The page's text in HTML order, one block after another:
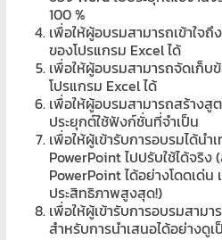
โปรแกรม
สอน
100 %
เพื่อให้ผู้อบรมสามารถเข้าใจ
ของโปรแกรม Excel ได้
เพื่อให้ผู้อบรมสามารถจัดเก็บ
โปรแกรม Excel ได้
เพื่อให้ผู้อบรมสามารถสร้าง
ประยุกต์ใช้ฟังก์ชั่นที่จำเป็น
เพื่อให้ผู้เข้ารับการอบรมได้นำ
PowerPoint ไปปรับใช้ได้จริ
PowerPoint ได้อย่างโดดเด่
ประสิทธิภาพสูงสุด!)
เพื่อให้ผู้เข้ารับการอบรมสาม
สำหรับการนำเสนอได้อย่างดู